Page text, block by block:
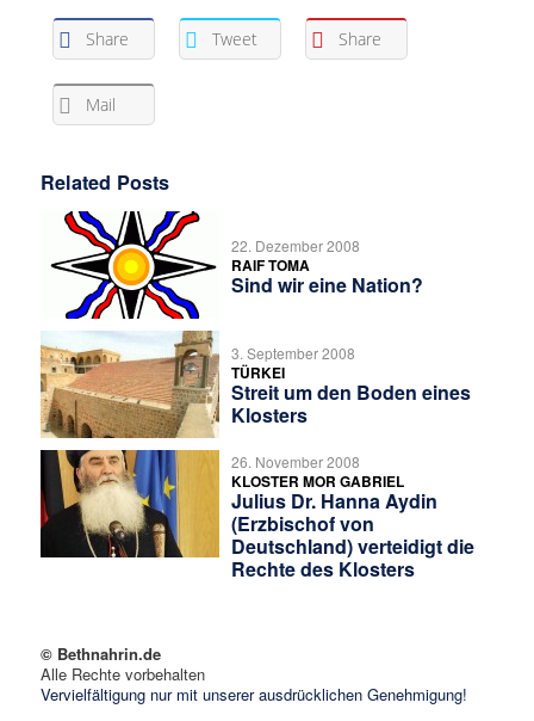
Share Tweet Share
Mail
Related Posts
22. Dezember 2008
RAIF TOMA
Sind wir eine Nation?
3. September 2008
TÜRKEI
Streit um den Boden eines
Klosters
26. November 2008
KLOSTER MOR GABRIEL
Julius Dr. Hanna Aydin
(Erzbischof von
Deutschland) verteidigt die
Rechte des Klosters
© Bethnahrin.de
Alle Rechte vorbehalten
Vervielfältigung nur mit unserer ausdrücklichen Genehmigung!